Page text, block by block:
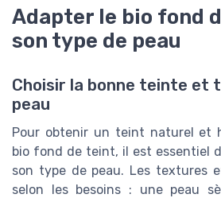
Adapter le bio fond
son type de peau
Choisir la bonne teinte et
peau
Pour obtenir un teint naturel et
bio fond de teint, il est essentiel
son type de peau. Les textures
selon les besoins : une peau